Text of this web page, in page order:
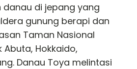
di jepang yang
gunung berapi dan
Taman Nasional
Abuta, Hokkaido,
Danau Toya melintasi